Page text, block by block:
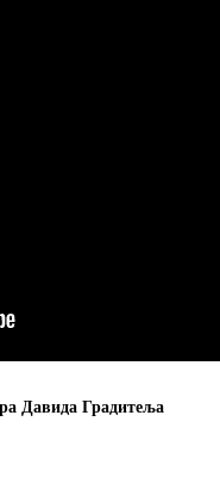
Давида Градитеља